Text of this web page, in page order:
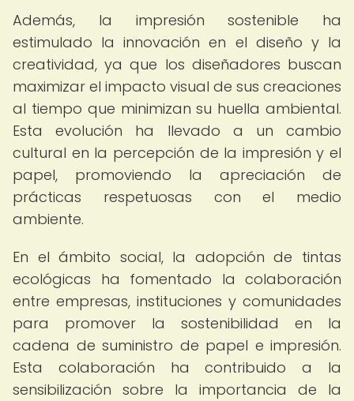
Además, la impresión sostenible ha
estimulado la innovación en el diseño y la
creatividad, ya que los diseñadores buscan
maximizar el impacto visual de sus creaciones
al tiempo que minimizan su huella ambiental.
Esta evolución ha llevado a un cambio
cultural en la percepción de la impresión y el
papel, promoviendo la apreciación de
prácticas respetuosas con el medio
ambiente.
En el ámbito social, la adopción de tintas
ecológicas ha fomentado la colaboración
entre empresas, instituciones y comunidades
para promover la sostenibilidad en la
cadena de suministro de papel e impresión.
Esta colaboración ha contribuido a la
sensibilización sobre la importancia de la